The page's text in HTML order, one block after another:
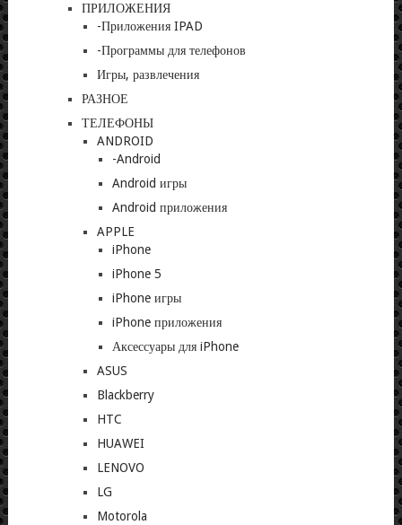
ПРИЛОЖЕНИЯ
-Приложения IPAD
-Программы для телефонов
Игры, развлечения
РАЗНОЕ
ТЕЛЕФОНЫ
ANDROID
-Android
Android игры
Android приложения
APPLE
iPhone
iPhone 5
iPhone игры
iPhone приложения
Аксессуары для iPhone
ASUS
Blackberry
HTC
HUAWEI
LENOVO
LG
Motorola